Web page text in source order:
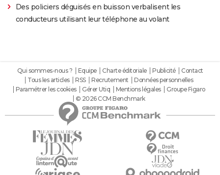
Des policiers déguisés en buisson verbalisent les
conducteurs utilisant leur téléphone au volant
Qui sommes-nous ? Equipe Charte éditoriale Publicité
Contact
Tous les articles
RSS Recrutement
Données personnelles
Paramétrer les cookies
Gérer Utiq Mentions légales
Groupe Figaro
© 2026 CCM Benchmark